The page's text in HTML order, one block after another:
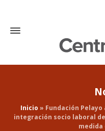
Inicio » Fundación
integración socio laboral
medida